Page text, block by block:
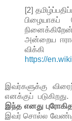
[2]
பிழையாகப்
அன்றைய
https://
இவர்களுக்கு
எனக்குப்
இந்த எனது
இவர் சொல்ல